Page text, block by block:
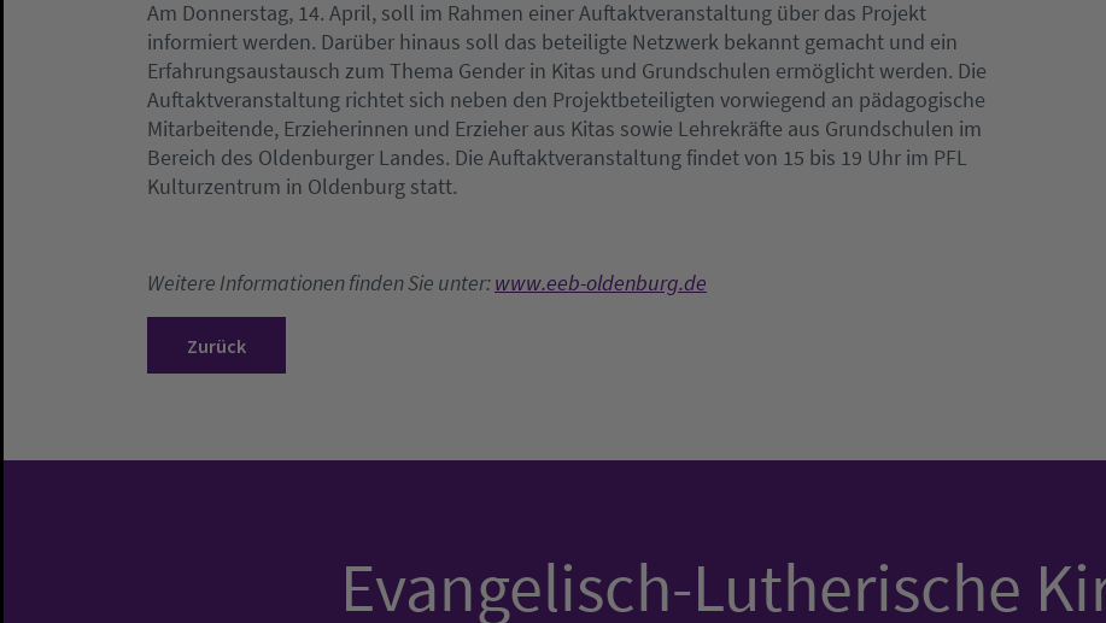
Am Donnerstag, 14. April, soll im Rahmen einer Auftaktveranstaltung über das Projekt
informiert werden. Darüber hinaus soll das beteiligte Netzwerk bekannt gemacht und ein
Erfahrungsaustausch zum Thema Gender in Kitas und Grundschulen ermöglicht werden. Die
Auftaktveranstaltung richtet sich neben den Projektbeteiligten vorwiegend an pädagogische
Mitarbeitende, Erzieherinnen und Erzieher aus Kitas sowie Lehrekräfte aus Grundschulen im
Bereich des Oldenburger Landes. Die Auftaktveranstaltung findet von 15 bis 19 Uhr im PFL
Kulturzentrum in Oldenburg statt.
Weitere Informationen finden Sie unter:www.eeb-oldenburg.de
Zurück
Evangelisch-Lutherische